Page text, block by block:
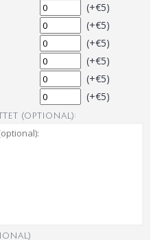
(+€5)
(+€5)
(+€5)
(+€5)
(+€5)
(+€5)
(optional):